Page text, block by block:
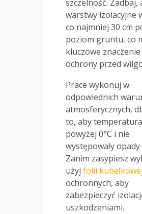
szczelność. Zadbaj,
warstwy izolacyjne
co najmniej 30 cm
poziom gruntu, co
kluczowe znaczenie
ochrony przed
Prace wykonuj w
odpowiednich
atmosferycznych,
to, aby temperatura
powyżej 0°C i nie
występowały opady
Zanim zasypiesz
użyj folii kubełkowej
ochronnych, aby
zabezpieczyć
uszkodzeniami.